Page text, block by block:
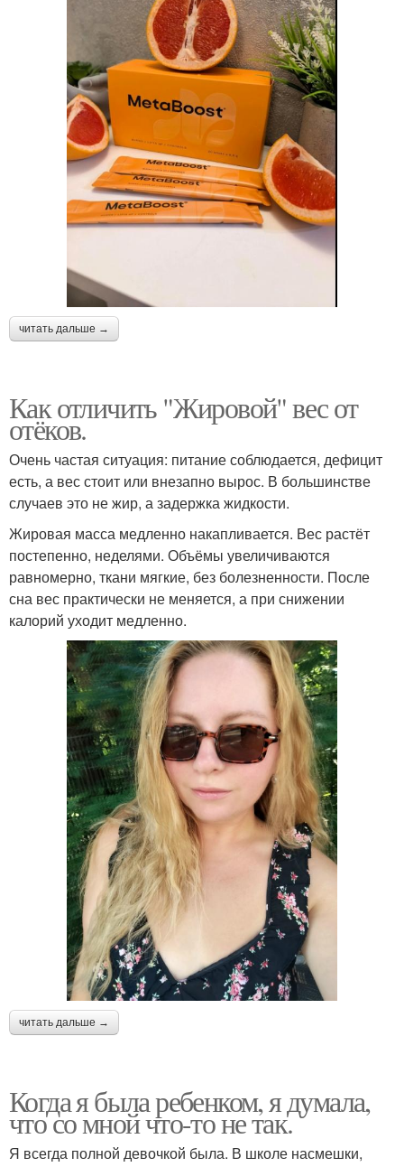
читать дальше →
Как отличить "Жировой" вес от
отёков.
Очень частая ситуация: питание соблюдается, дефицит
есть, а вес стоит или внезапно вырос. В большинстве
случаев это не жир, а задержка жидкости.
Жировая масса медленно накапливается. Вес растёт
постепенно, неделями. Объёмы увеличиваются
равномерно, ткани мягкие, без болезненности. После
сна вес практически не меняется, а при снижении
калорий уходит медленно.
читать дальше →
Когда я была ребенком, я думала,
что со мной что-то не так.
Я всегда полной девочкой была. В школе насмешки,